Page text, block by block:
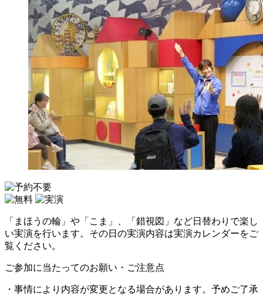
「まほうの輪」や「こま」、「錯視図」など日替わりで楽し
い実演を行います。その日の実演内容は実演カレンダーをご
覧ください。
ご参加に当たってのお願い・ご注意点
・事情により内容が変更となる場合があります。予めご了承